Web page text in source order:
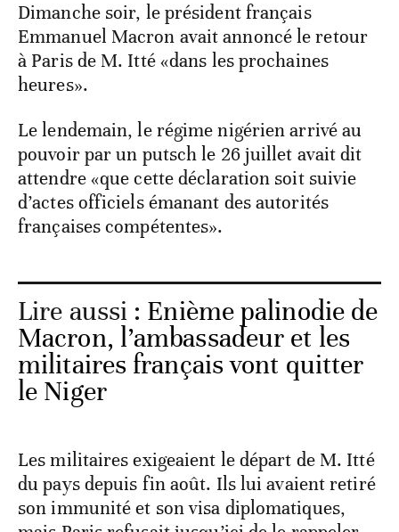
Dimanche soir, le président français
Emmanuel Macron avait annoncé le retour
à Paris de M. Itté «dans les prochaines
heures».
Le lendemain, le régime nigérien arrivé au
pouvoir par un putsch le 26 juillet avait dit
attendre «que cette déclaration soit suivie
d’actes officiels émanant des autorités
françaises compétentes».
Lire aussi : Enième palinodie de
Macron, l’ambassadeur et les
militaires français vont quitter
le Niger
Les militaires exigeaient le départ de M. Itté
du pays depuis fin août. Ils lui avaient retiré
son immunité et son visa diplomatiques,